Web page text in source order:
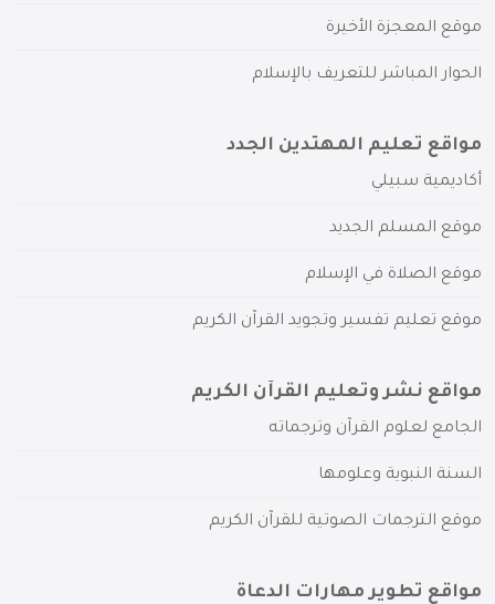
موقع المعجزة الأخيرة
الحوار المباشر للتعريف بالإسلام
مواقع تعليم المهتدين الجدد
أكاديمية سبيلي
موقع المسلم الجديد
موقع الصلاة في الإسلام
موقع تعليم تفسير وتجويد القرآن الكريم
مواقع نشر وتعليم القرآن الكريم
الجامع لعلوم القرآن وترجماته
السنة النبوية وعلومها
موقع الترجمات الصوتية للقرآن الكريم
مواقع تطوير مهارات الدعاة